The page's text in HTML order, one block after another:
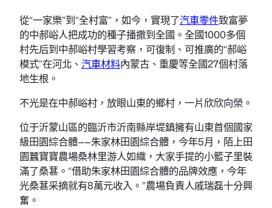
從“一家樂”到“全村富”，如今，實現了汽車零件致富夢
的中郝峪人把成功的種子播撒到全國。全國1000多個
村先后到中郝峪村學習考察，可復制、可推廣的“郝峪
模式”在河北、 汽車材料內蒙古、重慶等全國27個村落
地生根。
不光是在中郝峪村，放眼山東的鄉村，一片欣欣向榮。
位于沂蒙山區的臨沂市沂南縣岸堤鎮擁有山東首個國家
級田園綜合體——朱家林田園綜合體，今年5月，陌上田
園蠶寶寶農場桑林里游人如織，大家手提的小籃子里裝
滿了桑葚。“借助朱家林田園綜合體的品牌效應，今年
光桑葚采摘就有8萬元收入。”農場負責人戚瑞磊十分興
奮。